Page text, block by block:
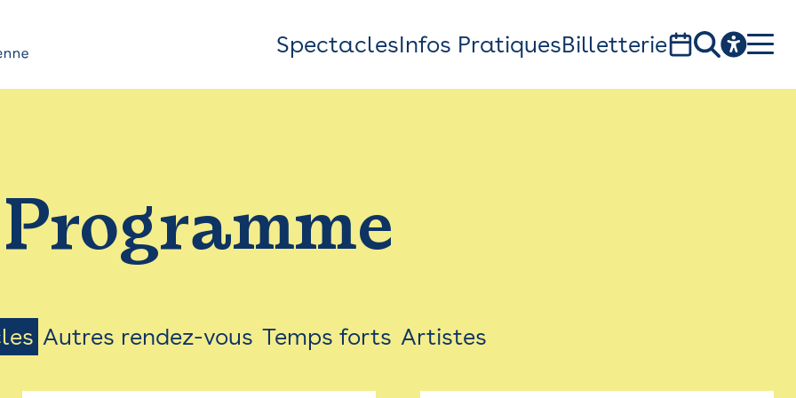
Top
Bar
Menu
SpectaclesInfos PratiquesBilletterie
1, av. du Chateau d'eau - 31300 Toulouse
Programme
Autres rendez-vous Temps forts Artistes